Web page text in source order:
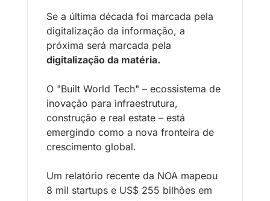
Se a última década foi marcada pela
digitalização da informação, a
próxima será marcada pe
digitalização da matéria.
O "Built World Tech" – ecossistema de
inovação para infraestrutura,
construção e real estate – está
emergindo como a nova fronteira de
crescimento global.
Um relatório recente da NOA mapeou
8 mil startups e US$ 255 bilhões em